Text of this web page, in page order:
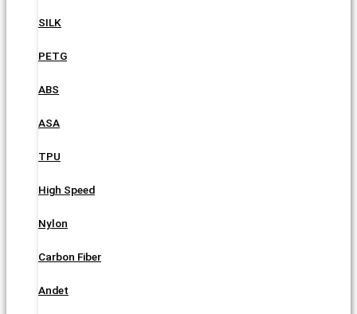
SILK
PETG
ABS
ASA
TPU
High Speed
Nylon
Carbon Fiber
Andet